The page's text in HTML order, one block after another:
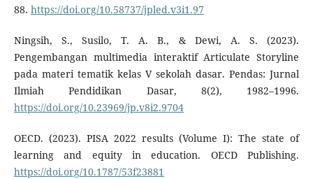
88. https://doi.org/10.58737/jpled.v3i1.97
Ningsih, S., Susilo, T. A. B., & Dewi, A. S. (2023).
Pengembangan multimedia interaktif Articulate Storyline
pada materi tematik kelas V sekolah dasar. Pendas: Jurnal
Ilmiah Pendidikan Dasar, 8(2), 1982–1996.
https://doi.org/10.23969/jp.v8i2.9704
OECD. (2023). PISA 2022 results (Volume I): The state of
learning and equity in education. OECD Publishing.
https://doi.org/10.1787/53f23881